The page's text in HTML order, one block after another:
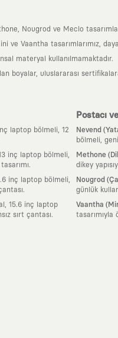
Nougrod ve Meclo
ve Vaantha tasarımlarımız,
materyal kullanılmamaktadır.
boyalar, uluslararası
laptop bölmeli, 12
inç laptop bölmeli,
inç laptop bölmeli,
15.6 inç laptop
sırt çantası.
Postacı
Nevend
bölmeli,
Methone
dikey
Nougrod
günlük
Vaantha
tasarımıyla